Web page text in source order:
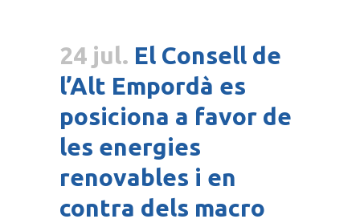
24 jul. El Consell de
l’Alt Empordà es
posiciona a favor de
les energies
renovables i en
contra dels macro